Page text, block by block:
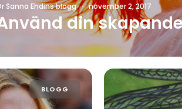
Sanna Ehdins blogg · november 2, 2017
din
BLOGG